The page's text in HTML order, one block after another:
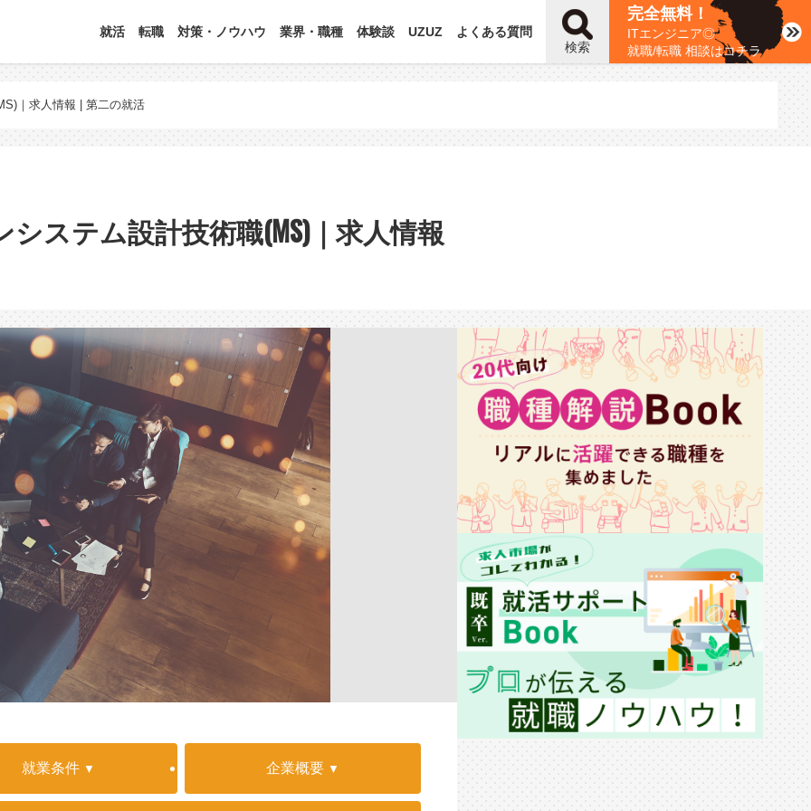
就活 転職 対策・ノウハウ 業界・職種 体験談 UZUZ
よくある質問
検索
完全無料！
ITエンジニア◎
就職/転職 相談はコチラ
｜求人情報 | 第二の就活
ステム設計技術職(MS)｜求人情報
就業条件 企業概要